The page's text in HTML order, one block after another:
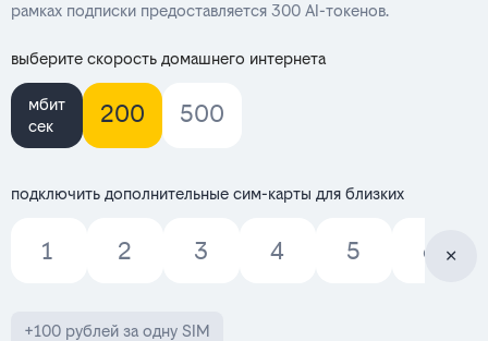
рамках подписки предоставляется 300 AI-токенов.
выберите скорость домашнего интернета
мбит
сек
200 500
подключить дополнительные сим-карты для близких
1 2 3 4 5 6
+100 рублей за одну SIM